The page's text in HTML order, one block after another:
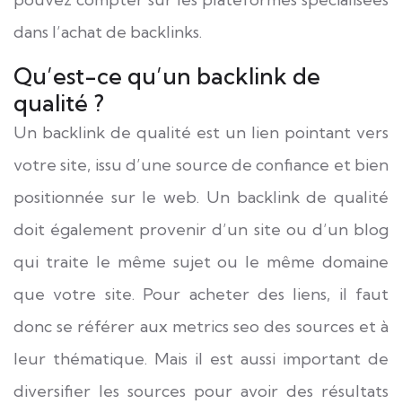
dans l’achat de backlinks.
Qu’est-ce qu’un backlink de
qualité ?
Un backlink de qualité est un lien pointant vers
votre site, issu d’une source de confiance et bien
positionnée sur le web. Un backlink de qualité
doit également provenir d’un site ou d’un blog
qui traite le même sujet ou le même domaine
que votre site. Pour acheter des liens, il faut
donc se référer aux metrics seo des sources et à
leur thématique. Mais il est aussi important de
diversifier les sources pour avoir des résultats